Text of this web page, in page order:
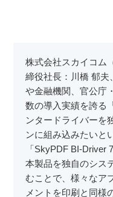
株式会社スカイコム
締役社長：川橋 郁夫
や金融機関、官公庁
数の導入実績を誇る
ンタードライバーを
ンに組み込みたいと
「SkyPDF BI-Driver
本製品を独自のシス
むことで、様々なア
メントを印刷と同様